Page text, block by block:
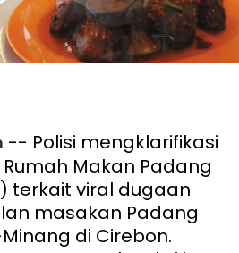
-- Polisi mengklarifikasi
Makan Padang
terkait viral dugaan
masakan Padang
di Cirebon.